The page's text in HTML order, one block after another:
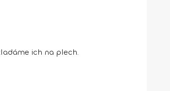
ich na plech.